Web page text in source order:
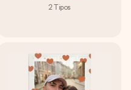
2 Tipos